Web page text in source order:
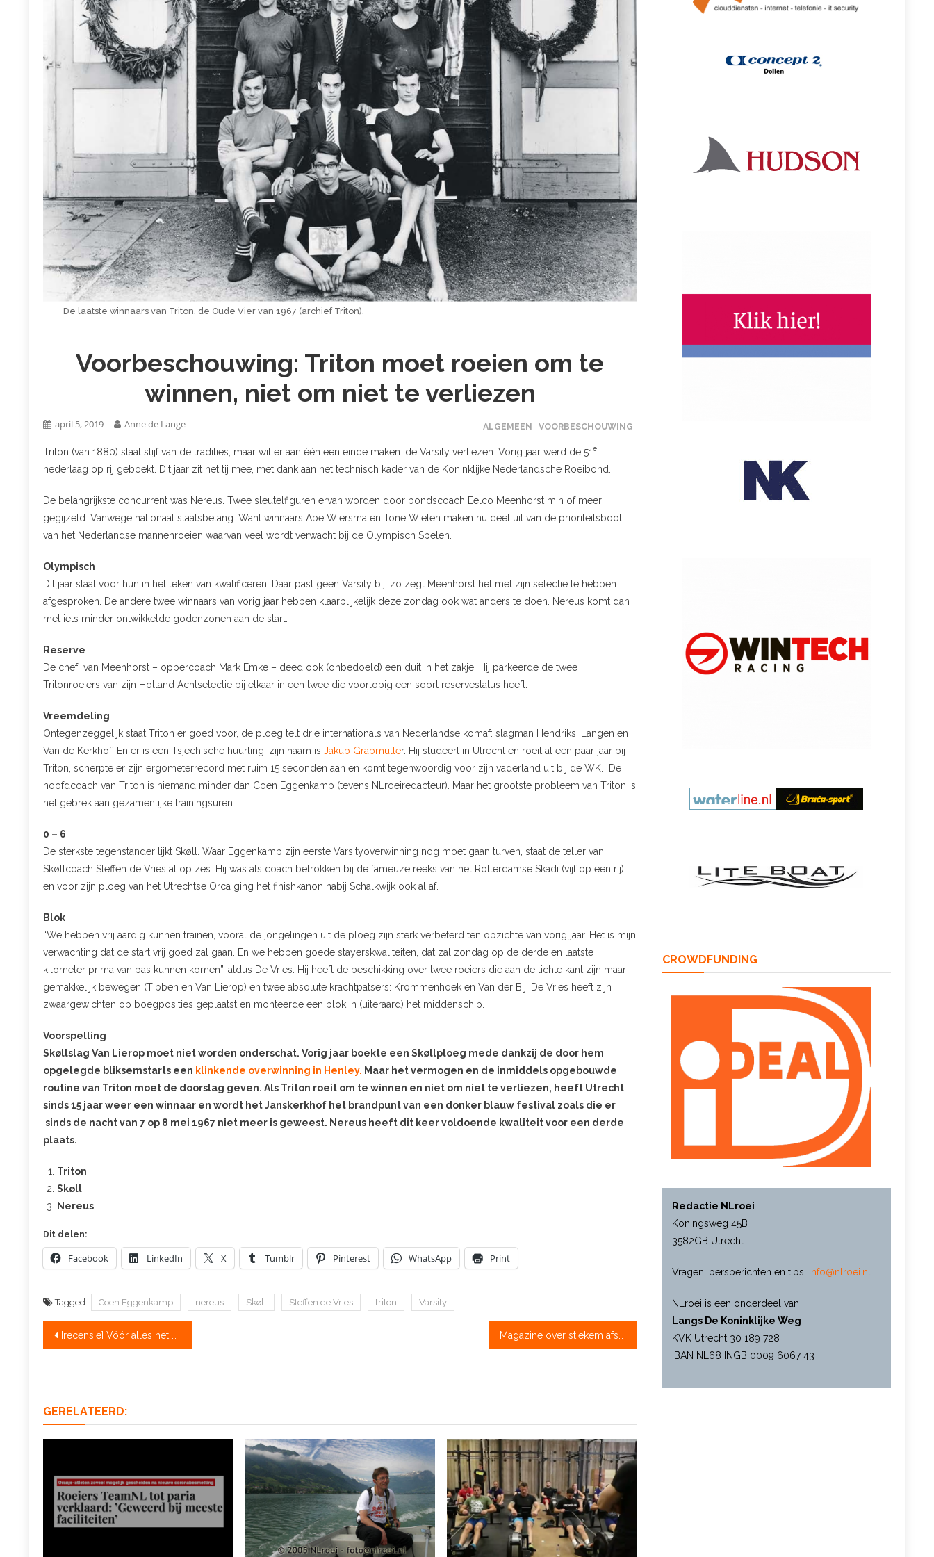
De laatste winnaars van Triton, de Oude Vier van 1967 (archief Triton).
Voorbeschouwing: Triton moet roeien om te
winnen, niet om niet te verliezen
ALGEMEEN VOORBESCHOUWING
april 5, 2019 Anne de Lange
Triton (van 1880) staat stijf van de tradities, maar wil er aan één een einde maken: de Varsity verliezen. Vorig jaar werd de 51e
nederlaag op rij geboekt. Dit jaar zit het tij mee, met dank aan het technisch kader van de Koninklijke Nederlandsche Roeibond.
De belangrijkste concurrent was Nereus. Twee sleutelfiguren ervan worden door bondscoach Eelco Meenhorst min of meer
gegijzeld. Vanwege nationaal staatsbelang. Want winnaars Abe Wiersma en Tone Wieten maken nu deel uit van de prioriteitsboot
van het Nederlandse mannenroeien waarvan veel wordt verwacht bij de Olympisch Spelen.
Olympisch
Dit jaar staat voor hun in het teken van kwalificeren. Daar past geen Varsity bij, zo zegt Meenhorst het met zijn selectie te hebben
afgesproken. De andere twee winnaars van vorig jaar hebben klaarblijkelijk deze zondag ook wat anders te doen. Nereus komt dan
met iets minder ontwikkelde godenzonen aan de start.
Reserve
De chef van Meenhorst – oppercoach Mark Emke – deed ook (onbedoeld) een duit in het zakje. Hij parkeerde de twee
Tritonroeiers van zijn Holland Achtselectie bij elkaar in een twee die voorlopig een soort reservestatus heeft.
Vreemdeling
Ontegenzeggelijk staat Triton er goed voor, de ploeg telt drie internationals van Nederlandse komaf: slagman Hendriks, Langen en
Van de Kerkhof. En er is een Tsjechische huurling, zijn naam is Jakub Grabmüller. Hij studeert in Utrecht en roeit al een paar jaar bij
Triton, scherpte er zijn ergometerrecord met ruim 15 seconden aan en komt tegenwoordig voor zijn vaderland uit bij de WK. De
hoofdcoach van Triton is niemand minder dan Coen Eggenkamp (tevens NLroeiredacteur). Maar het grootste probleem van Triton is
het gebrek aan gezamenlijke trainingsuren.
0 – 6
De sterkste tegenstander lijkt Skøll. Waar Eggenkamp zijn eerste Varsityoverwinning nog moet gaan turven, staat de teller van
Skøllcoach Steffen de Vries al op zes. Hij was als coach betrokken bij de fameuze reeks van het Rotterdamse Skadi (vijf op een rij)
en voor zijn ploeg van het Utrechtse Orca ging het finishkanon nabij Schalkwijk ook al af.
Blok
“We hebben vrij aardig kunnen trainen, vooral de jongelingen uit de ploeg zijn sterk verbeterd ten opzichte van vorig jaar. Het is mijn
verwachting dat de start vrij goed zal gaan. En we hebben goede stayerskwaliteiten, dat zal zondag op de derde en laatste
kilometer prima van pas kunnen komen”, aldus De Vries. Hij heeft de beschikking over twee roeiers die aan de lichte kant zijn maar
gemakkelijk bewegen (Tibben en Van Lierop) en twee absolute krachtpatsers: Krommenhoek en Van der Bij. De Vries heeft zijn
zwaargewichten op boegposities geplaatst en monteerde een blok in (uiteraard) het middenschip.
Voorspelling
Skøllslag Van Lierop moet niet worden onderschat. Vorig jaar boekte een Skøllploeg mede dankzij de door hem
opgelegde bliksemstarts een klinkende overwinning in Henley. Maar het vermogen en de inmiddels opgebouwde
routine van Triton moet de doorslag geven. Als Triton roeit om te winnen en niet om niet te verliezen, heeft Utrecht
sinds 15 jaar weer een winnaar en wordt het Janskerkhof het brandpunt van een donker blauw festival zoals die er
sinds de nacht van 7 op 8 mei 1967 niet meer is geweest. Nereus heeft dit keer voldoende kwaliteit voor een derde
plaats.
Triton
Skøll
Nereus
Dit delen:
Facebook LinkedIn X Tumblr Pinterest WhatsApp Print
Tagged Coen Eggenkamp nereus Skøll Steffen de Vries triton Varsity
Bericht
[recensie] Vóór alles het hoofdnummer: vrijwel vergeten Varsityverhalen
GERELATEERD:
CROWDFUNDING
Redactie NLroei
Koningsweg 45B
3582GB Utrecht
Vragen, persberichten en tips: info@nlroei.nl
NLroei is een onderdeel van
Langs De Koninklijke Weg
KVK Utrecht 30 189 728
IBAN NL68 INGB 0009 6067 43